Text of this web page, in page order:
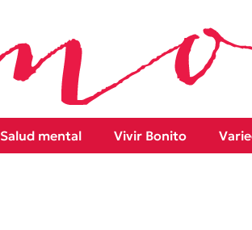
Salud mental Vivir Bonito